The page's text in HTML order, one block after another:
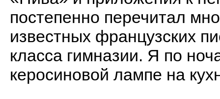
постепенно перечитал
известных французских
класса гимназии. Я по
керосиновой лампе на